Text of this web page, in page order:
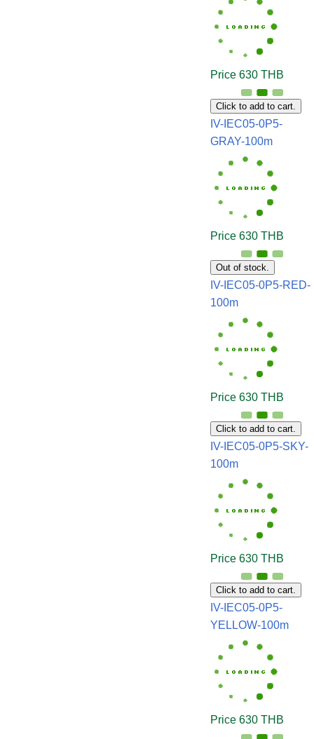
Price 630 THB
Click to add to cart.
IV-IEC05-0P5-
GRAY-100m
Price 630 THB
Out of stock.
IV-IEC05-0P5-RED-
100m
Price 630 THB
Click to add to cart.
IV-IEC05-0P5-SKY-
100m
Price 630 THB
Click to add to cart.
IV-IEC05-0P5-
YELLOW-100m
Price 630 THB